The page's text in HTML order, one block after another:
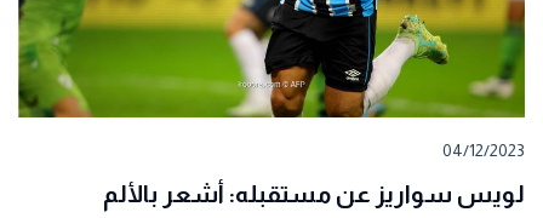
04/12/2023
لويس سواريز عن مستقبله: أشعر بالألم